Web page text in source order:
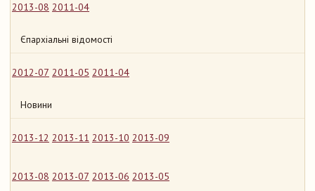
2013-08 2011-04
Єпархіальні відомості
2012-07 2011-05 2011-04
Новини
2013-12 2013-11 2013-10 2013-09
2013-08 2013-07 2013-06 2013-05